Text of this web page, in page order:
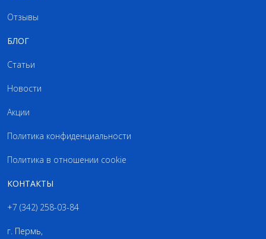
Отзывы
БЛОГ
Статьи
Новости
Акции
Политика конфиденциальности
Политика в отношении cookie
КОНТАКТЫ
+7 (342) 258-03-84
г. Пермь,